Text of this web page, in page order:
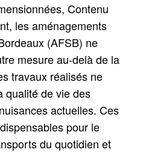
Contenu
les aménagements
(AFSB) ne
mesure au-delà de la
travaux réalisés ne
qualité de vie des
actuelles. Ces
pour le
du quotidien et